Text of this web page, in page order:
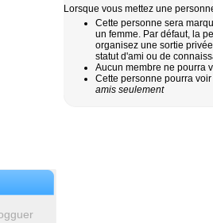
Lorsque vous mettez une
Cette personne sera
un femme. Par défaut, la
organisez une sortie
statut d'ami ou de
Aucun membre ne pourra
Cette personne pourra
amis seulement